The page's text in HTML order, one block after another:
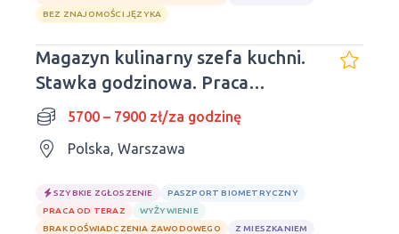
BEZ ZNAJOMOŚCI JĘZYKA
Magazyn kulinarny szefa kuchni.
Stawka godzinowa. Praca
dzienna.5700 – 7900 zł/za godzinę
Polska, Warszawa
SZYBKIE ZGŁOSZENIE
PASZPORT BIOMETRYCZNY
PRACA OD TERAZ
WYŻYWIENIE
BRAK DOŚWIADCZENIA ZAWODOWEGO
Z MIESZKANIEM